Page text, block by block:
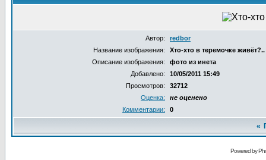
Автор:
redbor
Название изображения:
Хто-хто в теремочке живёт?..
Описание изображения:
фото из инета
Добавлено:
10/05/2011 15:49
Просмотров:
32712
Оценка:
не оценено
Комментарии:
0
«
Powered by